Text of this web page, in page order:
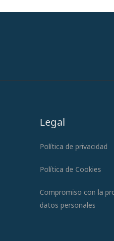
Legal
Política de privacidad
Política de Cookies
Compromiso con la
datos personales